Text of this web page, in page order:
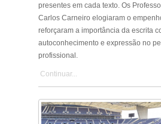
presentes em cada texto. Os
Carlos Carneiro elogiaram o
reforçaram a importância da escrita
autoconhecimento e expressão no
profissional.
Continuar...